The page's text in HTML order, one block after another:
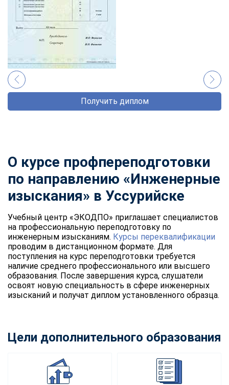
Получить диплом
О курсе профпереподготовки
по направлению «Инженерные
изыскания» в Уссурийске
Учебный центр «ЭКОДПО» приглашает специалистов
на профессиональную переподготовку по
инженерным изысканиям. Курсы переквалификации
проводим в дистанционном формате. Для
поступления на курс переподготовки требуется
наличие среднего профессионального или высшего
образования. После завершения курса, слушатели
освоят новую специальность в сфере инженерных
изысканий и получат диплом установленного образца.
Цели дополнительного образования